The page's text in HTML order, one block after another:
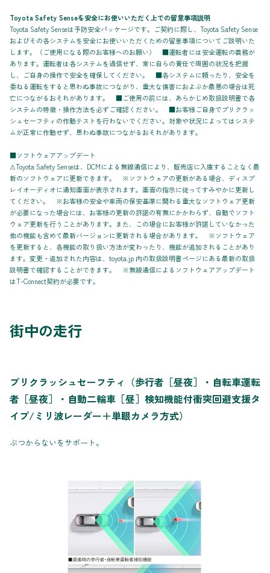
Toyota Safety Senseを安全にお使いいただく上での留意事項説明
Toyota Safety Senseは予防安全パッケージです。ご契約に際し、Toyota Safety Sense
およびその各システムを安全にお使いいただくための留意事項についてご説明いた
します。（ご使用になる際のお客様へのお願い） ■運転者には安全運転の義務が
あります。運転者は各システムを過信せず、常に自らの責任で周囲の状況を把握
し、ご自身の操作で安全を確保してください。 ■各システムに頼ったり、安全を
委ねる運転をすると思わぬ事故につながり、重大な傷害におよぶか最悪の場合は死
亡につながるおそれがあります。 ■ご使用の前には、あらかじめ取扱説明書で各
システムの特徴・操作方法を必ずご確認ください。 ■お客様ご自身でプリクラッ
シュセーフティの作動テストを行わないでください。対象や状況によってはシステ
ムが正常に作動せず、思わぬ事故につながるおそれがあります。
■ソフトウェアアップデート
⚠Toyota Safety Senseは、DCMによる無線通信により、販売店に入庫することなく最
新のソフトウェアに更新できます。 ※ソフトウェアの更新がある場合、ディスプ
レイオーディオに通知画面が表示されます。画面の指示に従ってすみやかに更新し
てください。 ※お客様の安全や車両の保安基準に関わる重大なソフトウェア更新
が必要になった場合には、お客様の更新の許諾の有無にかかわらず、自動でソフト
ウェア更新を行うことがあります。また、この場合にお客様が許諾していなかった
他の機能も含めて最新バージョンに更新される場合があります。 ※ソフトウェア
を更新すると、各機能の取り扱い方法が変わったり、機能が追加されることがあり
ます。変更・追加された内容は、toyota.jp 内の取扱説明書ページにある最新の取扱
説明書で確認することができます。 ※無線通信によるソフトウェアアップデート
はT-Connect契約が必要です。
街中の走行
プリクラッシュセーフティ（歩行者［昼夜］・自転車運転
者［昼夜］・自動二輪車［昼］検知機能付衝突回避支援タ
イプ/ミリ波レーダー＋単眼カメラ方式）
ぶつからないをサポート。